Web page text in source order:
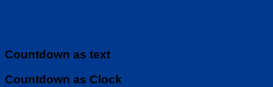
Countdown as text
Countdown as Clock